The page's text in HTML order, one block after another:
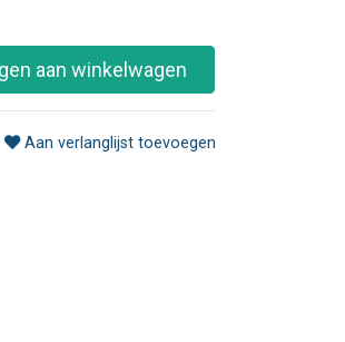
aan winkelwagen
Aan verlanglijst toevoegen